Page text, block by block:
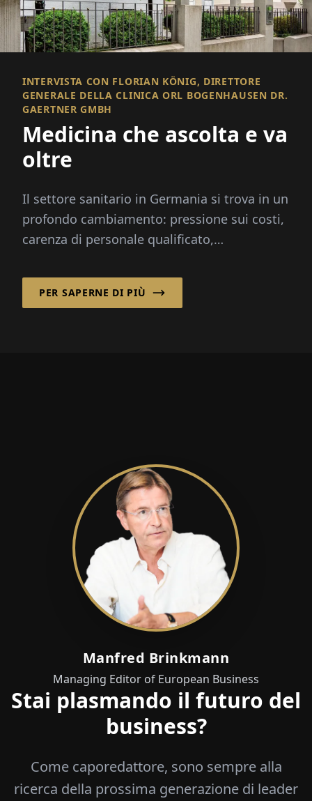
INTERVISTA CON FLORIAN KÖNIG, DIRETTORE
GENERALE DELLA CLINICA ORL BOGENHAUSEN DR.
GAERTNER GMBH
Medicina che ascolta e va
oltre
Il settore sanitario in Germania si trova in un
profondo cambiamento: pressione sui costi,
carenza di personale qualificato,
PER SAPERNE DI PIÙ
Manfred Brinkmann
Managing Editor of European Business
Stai plasmando il futuro del
business?
Come caporedattore, sono sempre alla
ricerca della prossima generazione di leader